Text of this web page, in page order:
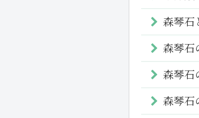
森琴石
森琴石
森琴石
森琴石